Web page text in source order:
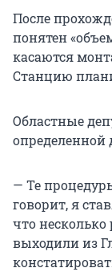
После
понятен
касаются
Станцию
Областные
определенной
— Те
говорит, я
что
выходили из